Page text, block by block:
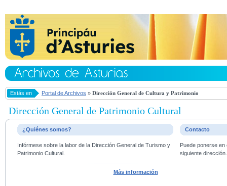
Estás en Portal de Archivos » Dirección General de Cultura y Patrimonio
Dirección General de Patrimonio Cultural
¿Quiénes somos?
Infórmese sobre la labor de la Dirección General de Turismo y
Patrimonio Cultural.
Más información
Contacto
Puede ponerse
siguiente dirección.